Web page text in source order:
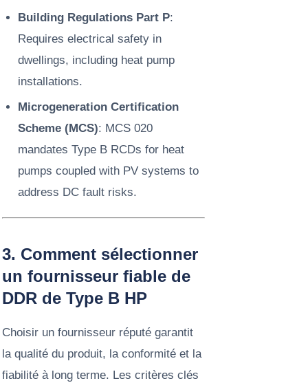
Building Regulations Part P:
Requires electrical safety in
dwellings, including heat pump
installations.
Microgeneration Certification
Scheme (MCS): MCS 020
mandates Type B RCDs for heat
pumps coupled with PV systems to
address DC fault risks.
3. Comment sélectionner
un fournisseur fiable de
DDR de Type B HP
Choisir un fournisseur réputé garantit
la qualité du produit, la conformité et la
fiabilité à long terme. Les critères clés